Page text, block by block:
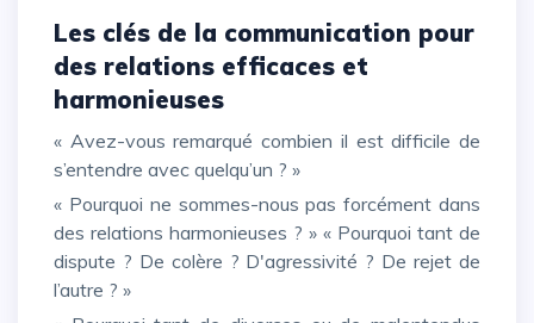
Les clés de la communication pour
des relations efficaces et
harmonieuses
« Avez-vous remarqué combien il est difficile de
s’entendre avec quelqu’un ? »
« Pourquoi ne sommes-nous pas forcément dans
des relations harmonieuses ? » « Pourquoi tant de
dispute ? De colère ? D'agressivité ? De rejet de
l’autre ? »